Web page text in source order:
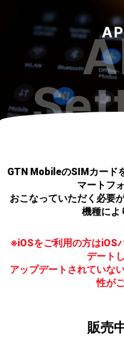
GTN MobileのSIMカード
マートフ
おこなっていただく必要
機種によ
※iOSをご利用の方はiOS
デート
アップデートされていな
性が
販売